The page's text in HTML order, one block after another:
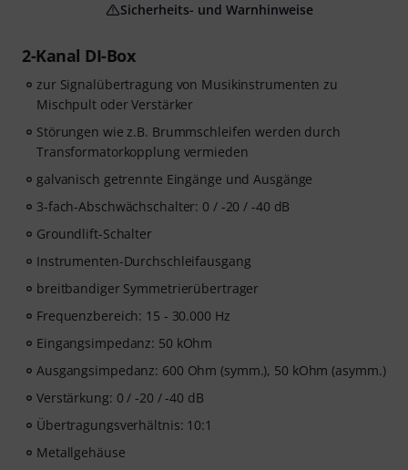
2-Kanal DI-Box
zur Signalübertragung von Musikinstrumenten zu
Mischpult oder Verstärker
Störungen wie z.B. Brummschleifen werden durch
Transformatorkopplung vermieden
galvanisch getrennte Eingänge und Ausgänge
3-fach-Abschwächschalter: 0 / -20 / -40 dB
Groundlift-Schalter
Instrumenten-Durchschleifausgang
breitbandiger Symmetrierübertrager
Frequenzbereich: 15 - 30.000 Hz
Eingangsimpedanz: 50 kOhm
Ausgangsimpedanz: 600 Ohm (symm.), 50 kOhm (asymm.)
Verstärkung: 0 / -20 / -40 dB
Übertragungsverhältnis: 10:1
Metallgehäuse
Sicherheits- und Warnhinweise